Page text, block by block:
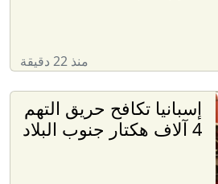
منذ 22 دقيقة
إسبانيا تكافح حريق التهم
4 آلاف هكتار جنوب البلاد